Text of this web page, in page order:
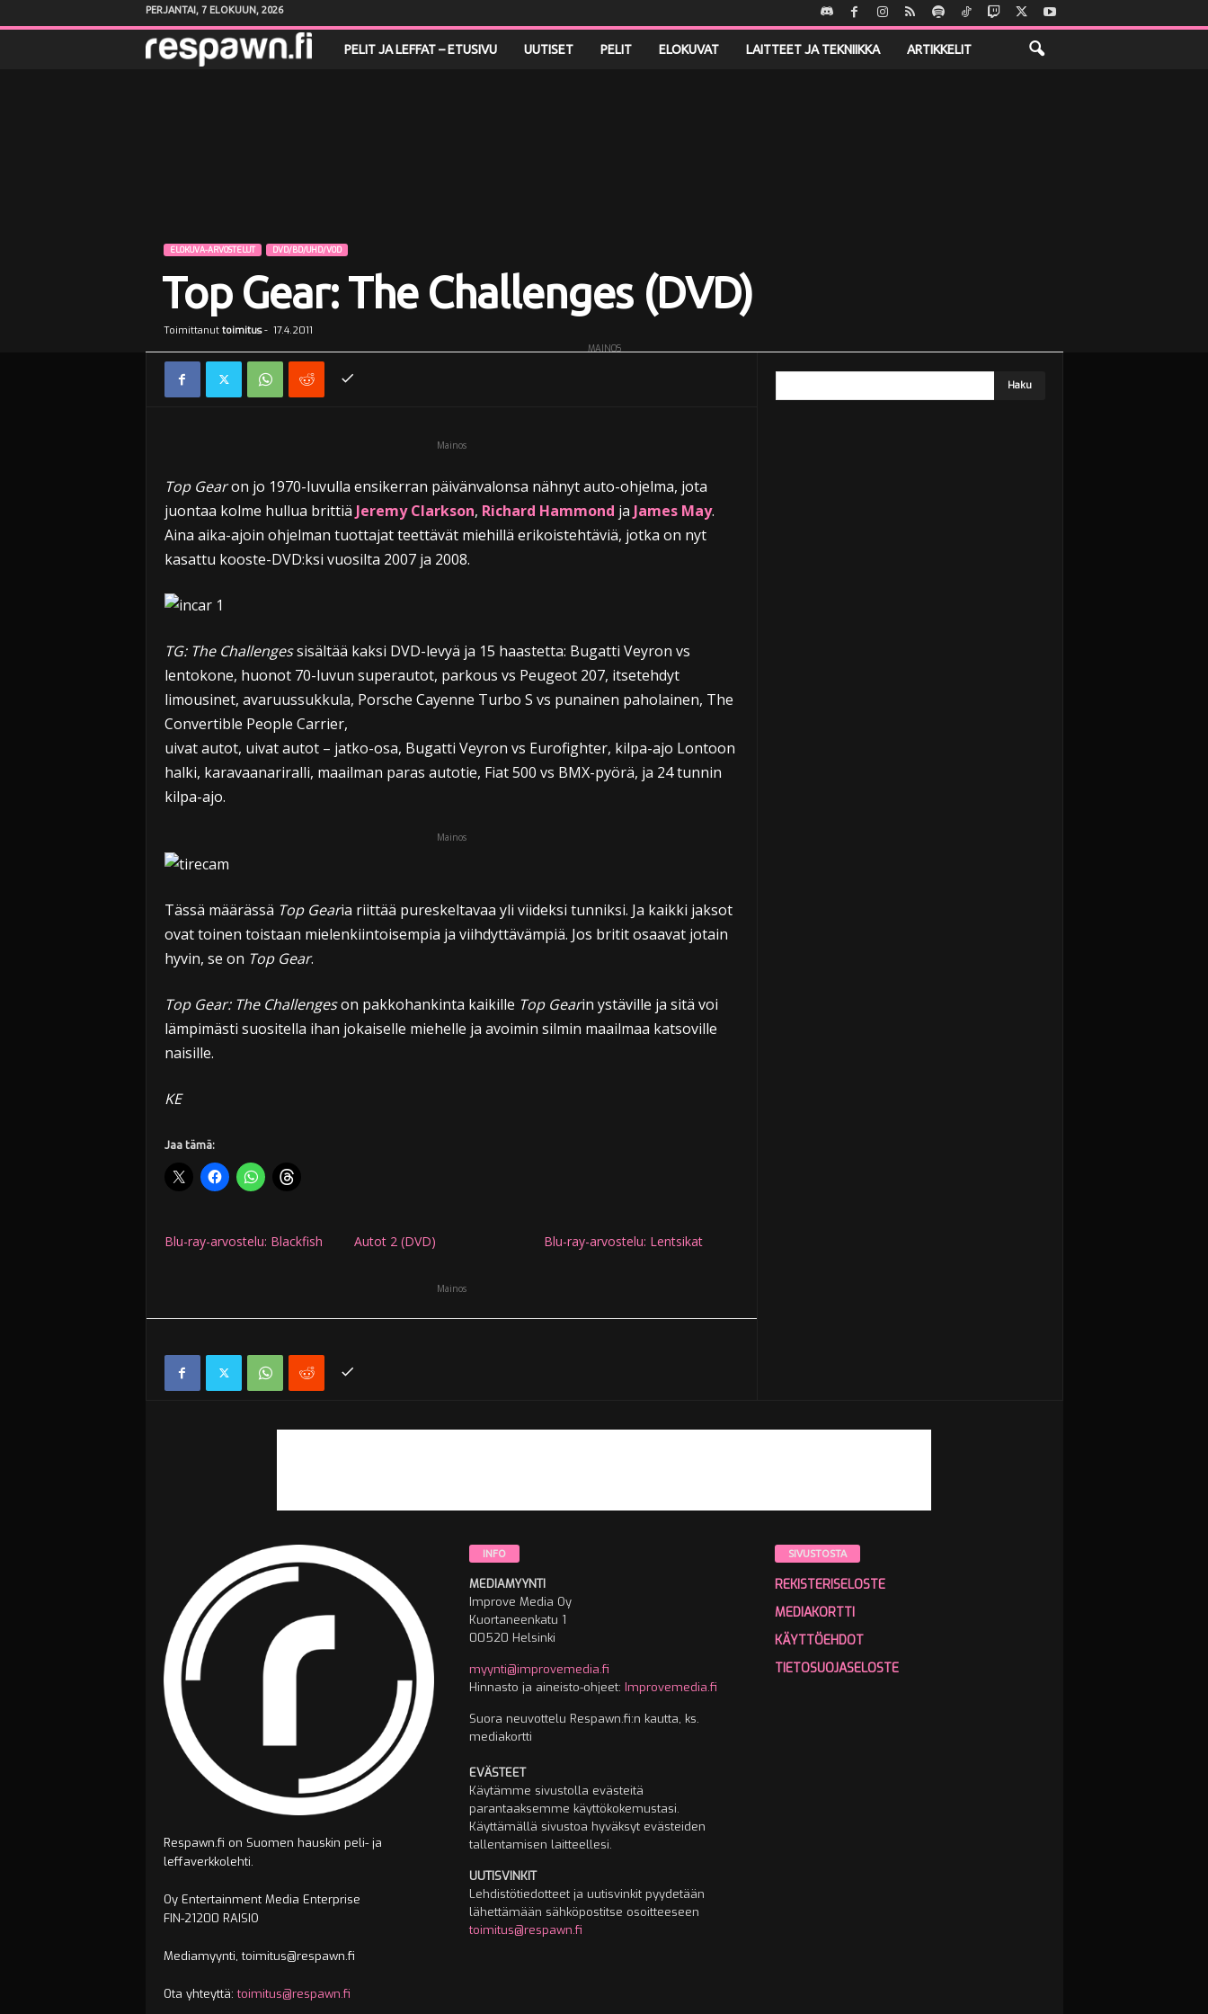
PERJANTAI, 7 ELOKUUN, 2026
w
n
PELIT JA LEFFAT – ETUSIVU UUTISET PELIT ELOKUVAT LAITTEET JA TEKNIIKKA ARTIKKELIT
MAINOS
ELOKUVA-ARVOSTELUT DVD/BD/UHD/VOD
Top Gear: The Challenges (DVD)
Toimittanut toimitus- 17.4.2011
Mainos
Top Gearon jo 1970-luvulla ensikerran päivänvalonsa nähnyt auto-ohjelma, jota
juontaa kolme hullua brittiä Jeremy Clarkson, Richard Hammond ja James May.
Aina aika-ajoin ohjelman tuottajat teettävät miehillä erikoistehtäviä, jotka on nyt
kasattu kooste-DVD:ksi vuosilta 2007 ja 2008.
TG: The Challengessisältää kaksi DVD-levyä ja 15 haastetta: Bugatti Veyron vs
lentokone, huonot 70-luvun superautot, parkous vs Peugeot 207, itsetehdyt
limousinet, avaruussukkula, Porsche Cayenne Turbo S vs punainen paholainen, The
Convertible People Carrier,
uivat autot, uivat autot – jatko-osa, Bugatti Veyron vs Eurofighter, kilpa-ajo Lontoon
halki, karavaanariralli, maailman paras autotie, Fiat 500 vs BMX-pyörä, ja 24 tunnin
kilpa-ajo.
Mainos
Tässä määrässä Top Gearia riittää pureskeltavaa yli viideksi tunniksi. Ja kaikki jaksot
ovat toinen toistaan mielenkiintoisempia ja viihdyttävämpiä. Jos britit osaavat jotain
hyvin, se on Top Gear.
Top Gear: The Challengeson pakkohankinta kaikille Top Gearin ystäville ja sitä voi
lämpimästi suositella ihan jokaiselle miehelle ja avoimin silmin maailmaa katsoville
naisille.
KE
Jaa tämä:
Blu-ray-arvostelu: Blackfish Autot 2 (DVD) Blu-ray-arvostelu: Lentsikat
Mainos
Respawn.fi on Suomen hauskin peli- ja
leffaverkkolehti.
Oy Entertainment Media Enterprise
FIN-21200 RAISIO
Mediamyynti, toimitus@respawn.fi
Ota yhteyttä:toimitus@respawn.fi
INFO
MEDIAMYYNTI
Improve Media Oy
Kuortaneenkatu 1
00520 Helsinki
myynti@improvemedia.fi
Hinnasto ja aineisto-ohjeet: Improvemedia.fi
Suora neuvottelu Respawn.fi:n kautta, ks.
mediakortti
EVÄSTEET
Käytämme sivustolla evästeitä
parantaaksemme käyttökokemustasi.
Käyttämällä sivustoa hyväksyt evästeiden
tallentamisen laitteellesi.
UUTISVINKIT
Lehdistötiedotteet ja uutisvinkit pyydetään
lähettämään sähköpostitse osoitteeseen
toimitus@respawn.fi
SIVUSTOSTA
REKISTERISELOSTE
MEDIAKORTTI
KÄYTTÖEHDOT
TIETOSUOJASELOSTE